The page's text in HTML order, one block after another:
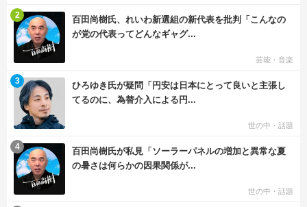
百田尚樹氏、れいわ新選組の新代表を批判「こんなの
が党の代表ってどんなギャグ...
芸能・音楽
2
ひろゆき氏が疑問「円安は日本にとって良いと主張し
てるのに、為替介入による円...
世の中・話題
3
百田尚樹氏が私見「ソーラーパネルの増加と異常な夏
の暑さは何らかの因果関係が...
世の中・話題
4